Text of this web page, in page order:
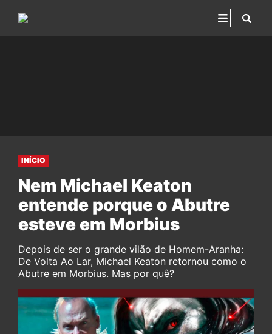
INÍCIO
Nem Michael Keaton
entende porque o Abutre
esteve em Morbius
Depois de ser o grande vilão de Homem-Aranha:
De Volta Ao Lar, Michael Keaton retornou como o
Abutre em Morbius. Mas por quê?